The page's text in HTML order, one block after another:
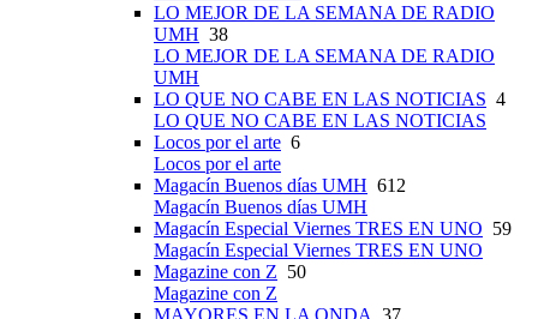
LO MEJOR DE LA SEMANA DE RADIO
UMH 38
LO MEJOR DE LA SEMANA DE RADIO
UMH
LO QUE NO CABE EN LAS NOTICIAS 4
LO QUE NO CABE EN LAS NOTICIAS
Locos por el arte 6
Locos por el arte
Magacín Buenos días UMH 612
Magacín Buenos días UMH
Magacín Especial Viernes TRES EN UNO 59
Magacín Especial Viernes TRES EN UNO
Magazine con Z 50
Magazine con Z